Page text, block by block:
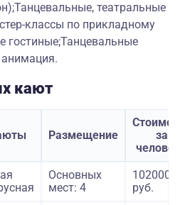
театральные
классы по прикладному
гостиные;Танцевальные
кают
Размещение
за
Основных
мест: 4
102000
руб.